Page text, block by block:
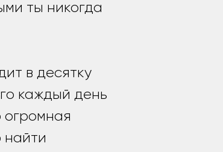
ты никогда
в десятку
каждый день
огромная
найти